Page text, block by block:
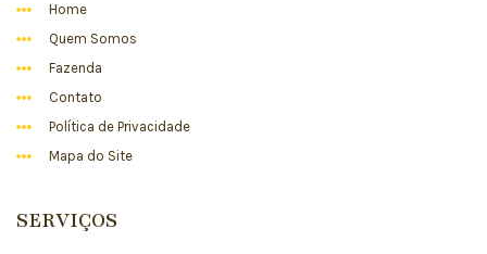
Home
Quem Somos
Fazenda
Contato
Política de Privacidade
Mapa do Site
SERVIÇOS